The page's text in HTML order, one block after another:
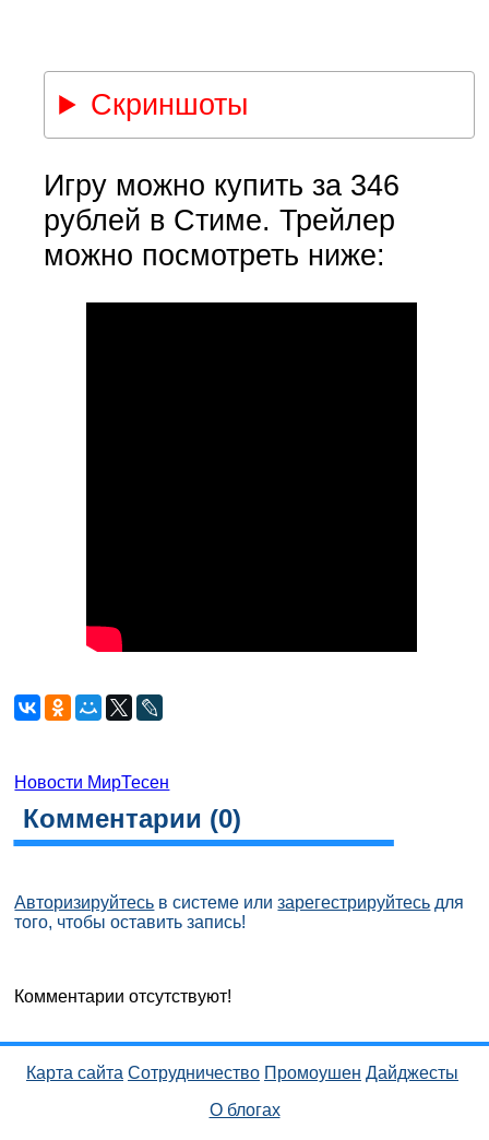
Скриншоты
Игру можно купить за 346
рублей в Стиме. Трейлер
можно посмотреть ниже:
Новости МирТесен
Комментарии (0)
Авторизируйтесь в системе илизарегестрируйтесь для
того, чтобы оставить запись!
Комментарии отсутствуют!
Карта сайта Сотрудничество Промоушен Дайджесты
О блогах